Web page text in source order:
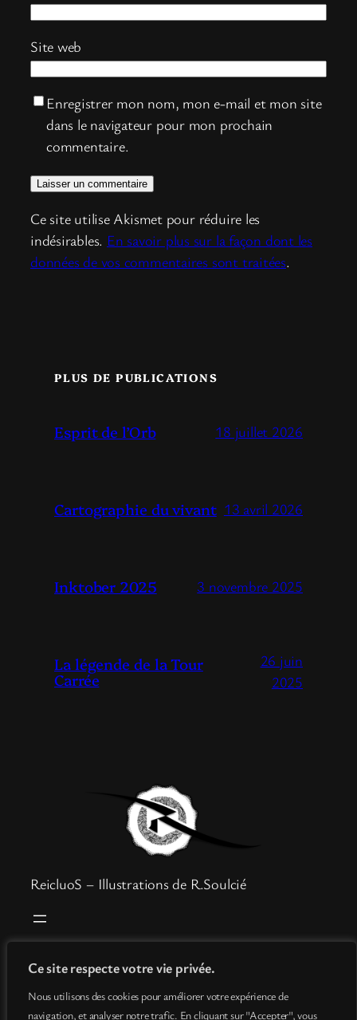
Ce site respecte votre vie privée.
Nous utilisons des cookies pour améliorer votre expérience de
navigation, et analyser notre trafic. En cliquant sur "Accepter", vous
Site web
Enregistrer mon nom, mon e-mail et mon site
dans le navigateur pour mon prochain
commentaire.
Ce site utilise Akismet pour réduire les
indésirables. En savoir plus sur la façon dont les
données de vos commentaires sont traitées.
PLUS DE PUBLICATIONS
Esprit de l’Orb 18 juillet 2026
Cartographie du vivant 13 avril 2026
Inktober 2025 3 novembre 2025
La légende de la Tour
Carrée
26 juin
2025
ReicluoS – Illustrations de R.Soulcié
Boutique
Info
Mentions légales
Conditions générales de vente